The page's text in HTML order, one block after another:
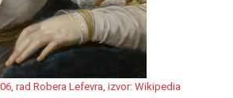
rad Robera Lefevra, izvor: Wikipedia